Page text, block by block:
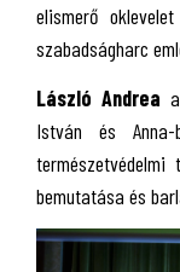
elismerő
szabadságharc
László Andrea
István és Anna-
bemutatása és